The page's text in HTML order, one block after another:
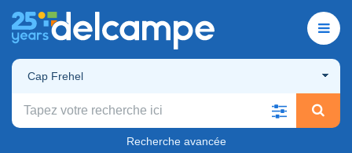
Cap Frehel
Recherche avancée